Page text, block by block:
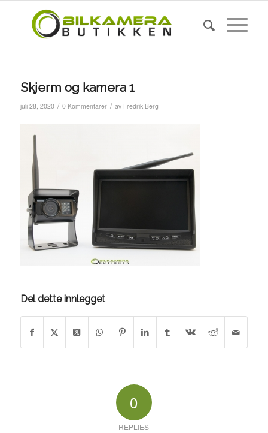
Skjerm og kamera 1
juli 28, 2020 / 0 Kommentarer / av Fredrik Berg
Del dette innlegget
0
REPLIES